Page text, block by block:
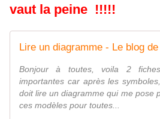
vaut la peine !!!!!
Bonjour à toutes, voila 2
importantes car après les
doit lire un diagramme qui me pose
ces modèles pour toutes...